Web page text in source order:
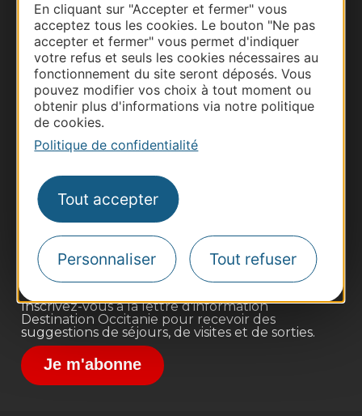
En cliquant sur "Accepter et fermer" vous
acceptez tous les cookies. Le bouton "Ne pas
accepter et fermer" vous permet d'indiquer
votre refus et seuls les cookies nécessaires au
fonctionnement du site seront déposés. Vous
pouvez modifier vos choix à tout moment ou
obtenir plus d'informations via notre politique
de cookies.
Politique de confidentialité
Tout accepter
Personnaliser Tout refuser
Thermalisme
Business/Mice
Pros d'Occitanie
Site presse et d'influence
Voyagistes
Destination Sport
Inscrivez-vous à la lettre d'information
Destination Occitanie pour recevoir des
suggestions de séjours, de visites et de sorties.
Je m'abonne